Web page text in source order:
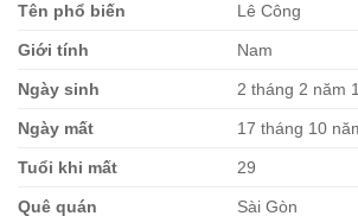
Tên phổ biến Lê Công
Giới tính Nam
Ngày sinh 2 tháng 2 năm
Ngày mất 17 tháng 10
Tuổi khi mất 29
Quê quán Sài Gòn